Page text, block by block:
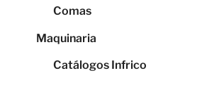
Comas
Maquinaria
Catálogos Infrico